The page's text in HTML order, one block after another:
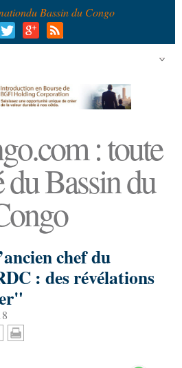
du Bassin du Congo
: toute
du Bassin du
chef du
: des révélations